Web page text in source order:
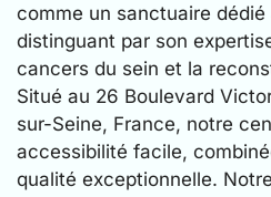
comme un sanctuaire
distinguant par son
cancers du sein et la
Situé au 26 Boulevard
sur-Seine, France, notre
accessibilité facile,
qualité exceptionnelle.